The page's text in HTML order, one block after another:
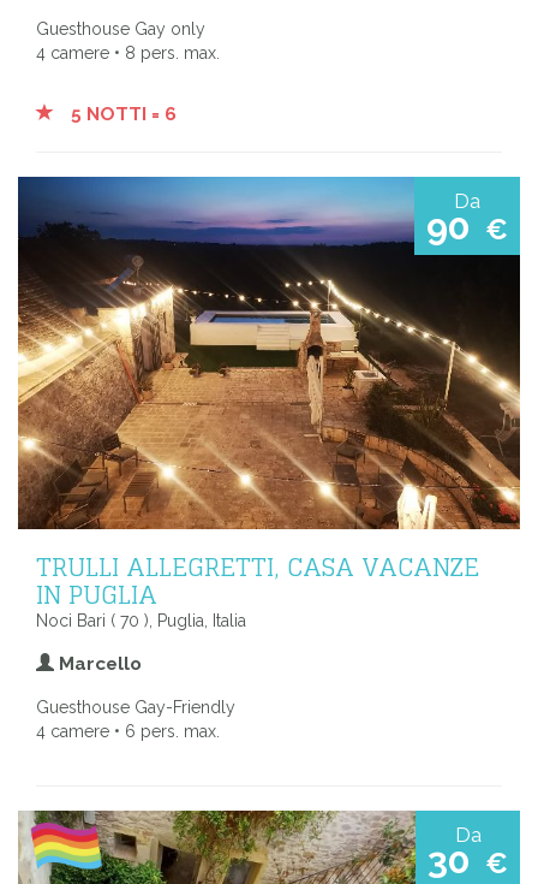
Guesthouse Gay only
4 camere • 8 pers. max.
5 NOTTI = 6
Da
90 €
TRULLI ALLEGRETTI, CASA VACANZE
IN PUGLIA
Noci Bari ( 70 ), Puglia, Italia
Marcello
Guesthouse Gay-Friendly
4 camere • 6 pers. max.
Da
30 €